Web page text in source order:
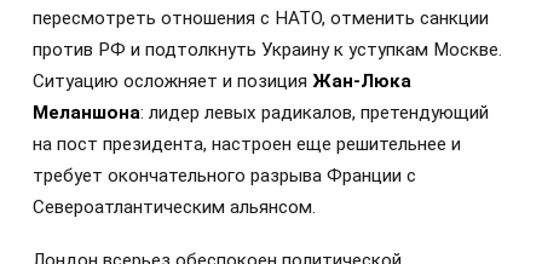
пересмотреть отношения с НАТО, отменить санкции
против РФ и подтолкнуть Украину к уступкам Москве.
Ситуацию осложняет и позиция Жан-Люка
Меланшона: лидер левых радикалов, претендующий
на пост президента, настроен еще решительнее и
требует окончательного разрыва Франции с
Североатлантическим альянсом.